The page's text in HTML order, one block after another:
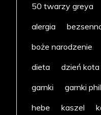
50 twarzy greya
alergia
boże narodzenie
dieta
dzień kota
garnki
garnki
hebe
kaszel